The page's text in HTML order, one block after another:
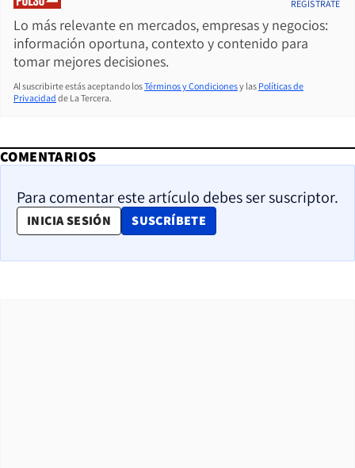
Lo más relevante en mercados, empresas y negocios:
información oportuna, contexto y contenido para
tomar mejores decisiones.
REGÍSTRATE
Al suscribirte estás aceptando losTérminos y Condicionesy las Políticas de
Privacidad de La Tercera.
COMENTARIOS
Para comentar este artículo debes ser suscriptor.
INICIA SESIÓN SUSCRÍBETE
OPENS IN NEW WINDOW